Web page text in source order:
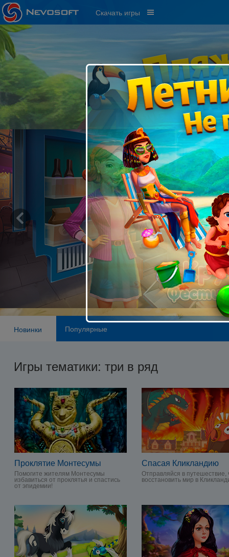
Скачать игры
Новинки Популярные
Игры тематики: три в ряд
Проклятие Монтесумы
Помогите жителям Монтесумы
избавиться от проклятья и спастись
от эпидемии!
Спасая Кликландию
Отправляйся в путешествие,
восстановить мир в